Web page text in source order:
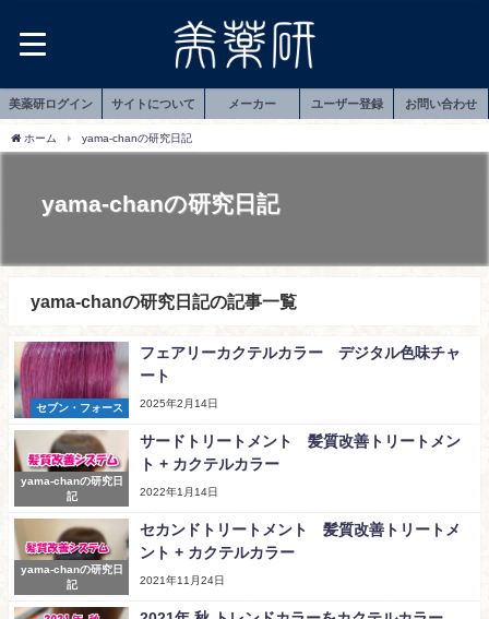
美薬研ログイン サイトについて メーカー ユーザー登録 お問い合わせ
ホーム yama-chanの研究日記
yama-chanの研究日記
yama-chanの研究日記の記事一覧
セブン・フォース
フェアリーカクテルカラー デジタル色味チャ
ート
2025年2月14日
yama-chanの研究日
記
サードトリートメント 髪質改善トリートメン
ト + カクテルカラー
2022年1月14日
yama-chanの研究日
記
セカンドトリートメント 髪質改善トリートメ
ント + カクテルカラー
2021年11月24日